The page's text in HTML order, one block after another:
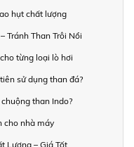
hụt chất lượng
Tránh Than Trôi Nổi
từng loại lò hơi
sử dụng than đá?
than Indo?
cho nhà máy
Lượng – Giá Tốt